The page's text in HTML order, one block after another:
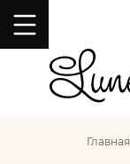
Главная